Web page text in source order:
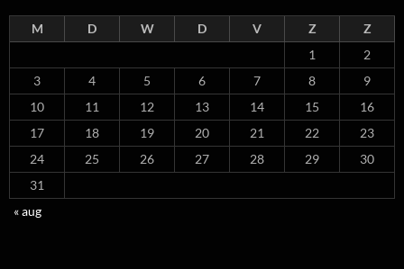
M D W D V Z
Z
1
2
3
4 5 6 7 8
9
10
11 12 13 14 15
16
17
18 19 20 21 22
23
24
25 26 27 28 29
30
31
« aug